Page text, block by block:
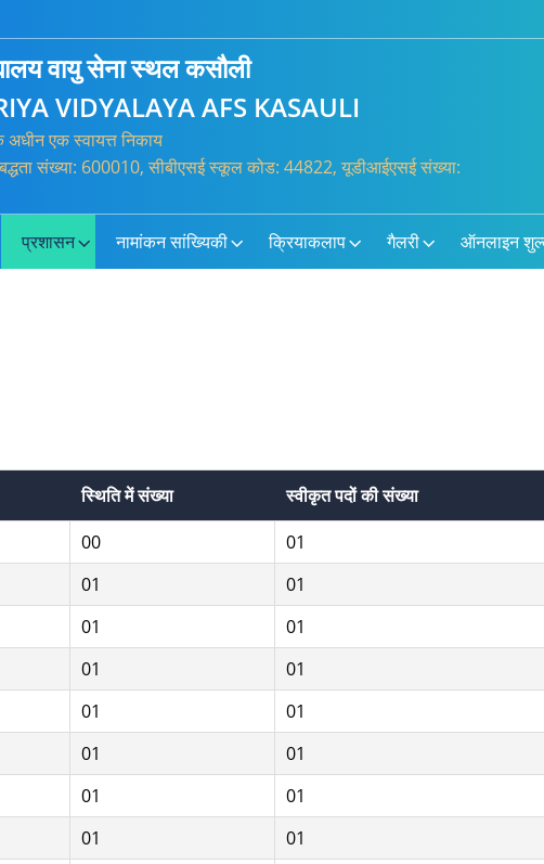
वायु सेना स्थल कसौली
VIDYALAYA AFS KASAULI
अधीन एक स्वायत्त निकाय
संख्या: 600010, सीबीएसई स्कूल कोड: 44822, यूडीआईएसई संख्या:
प्रशासन नामांकन सांख्यिकी क्रियाकलाप गैलरी ऑनलाइन
स्थिति में संख्या स्वीकृत पदों की संख्या
00 01
01 01
01 01
01 01
01 01
01 01
01 01
01 01